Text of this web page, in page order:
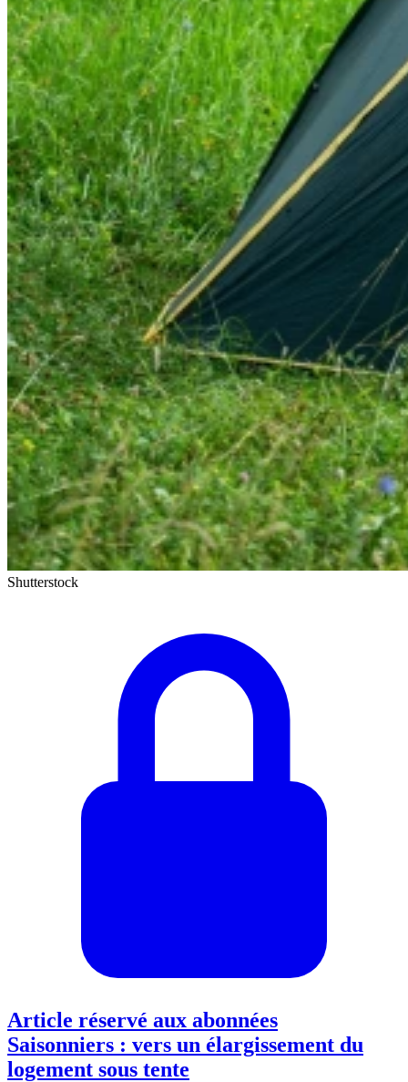
Shutterstock
Article réservé aux abonnées
Saisonniers : vers un élargissement du
logement sous tente